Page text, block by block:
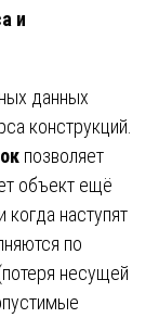
и
данных
конструкций.
позволяет
объект ещё
когда наступят
по
несущей